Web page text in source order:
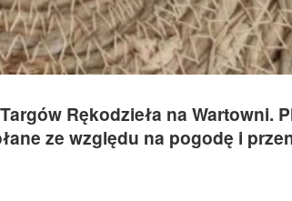
Rękodzieła na Wartowni.
ze względu na pogodę i